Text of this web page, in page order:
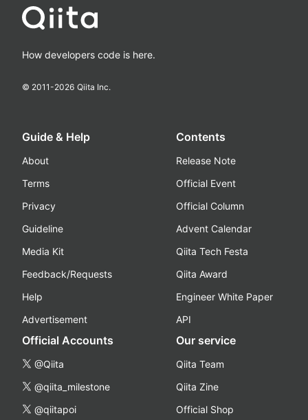
How developers code is here.
© 2011-2026 Qiita Inc.
Guide & Help
About
Terms
Privacy
Guideline
Media Kit
Feedback/Requests
Help
Advertisement
Contents
Release Note
Official Event
Official Column
Advent Calendar
Qiita Tech Festa
Qiita Award
Engineer White Paper
API
Official Accounts
@Qiita
@qiita_milestone
@qiitapoi
Our service
Qiita Team
Qiita Zine
Official Shop